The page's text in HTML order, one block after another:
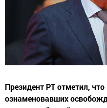
Президент РТ отметил,
ознаменовавших